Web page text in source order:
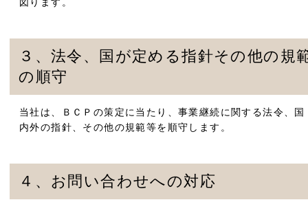
図ります。
３、法令、国が定める指針その他の規
の順守
当社は、ＢＣＰの策定に当たり、事業継続に関する法令、国
内外の指針、その他の規範等を順守します。
４、お問い合わせへの対応